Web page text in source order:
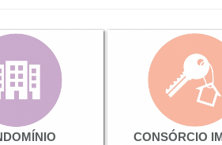
CONSÓRCIO